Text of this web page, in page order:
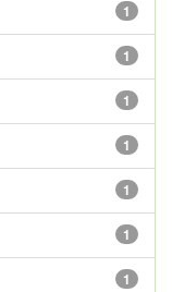
1
1
1
1
1
1
1